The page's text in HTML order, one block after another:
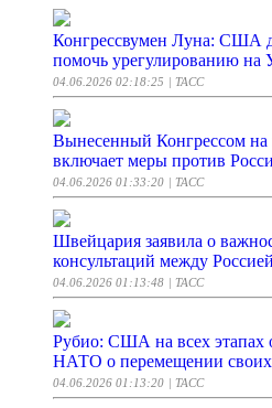
Конгрессвумен Луна: США
помочь урегулированию на
04.06.2026 02:18:25 | ТАСС
Вынесенный Конгрессом на
включает меры против
04.06.2026 01:33:20 | ТАСС
Швейцария заявила о
консультаций между
04.06.2026 01:13:48 | ТАСС
Рубио: США на всех этапах
НАТО о перемещении своих
04.06.2026 01:13:20 | ТАСС